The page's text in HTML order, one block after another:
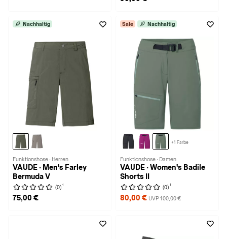
Nachhaltig
Funktionshose · Herren
VAUDE · Men's Farley
Bermuda V
(0) 1
75,00 €
Sale Nachhaltig
+1 Farbe
Funktionshose · Damen
VAUDE · Women's Badile
Shorts II
(0) 1
80,00 € UVP 100,00 €